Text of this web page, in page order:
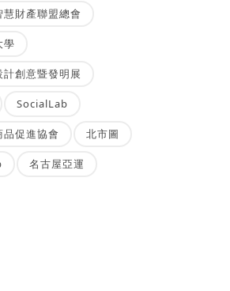
財產聯盟總會
學
計創意暨發明展
SocialLab
品促進協會 北市圖
名古屋亞運